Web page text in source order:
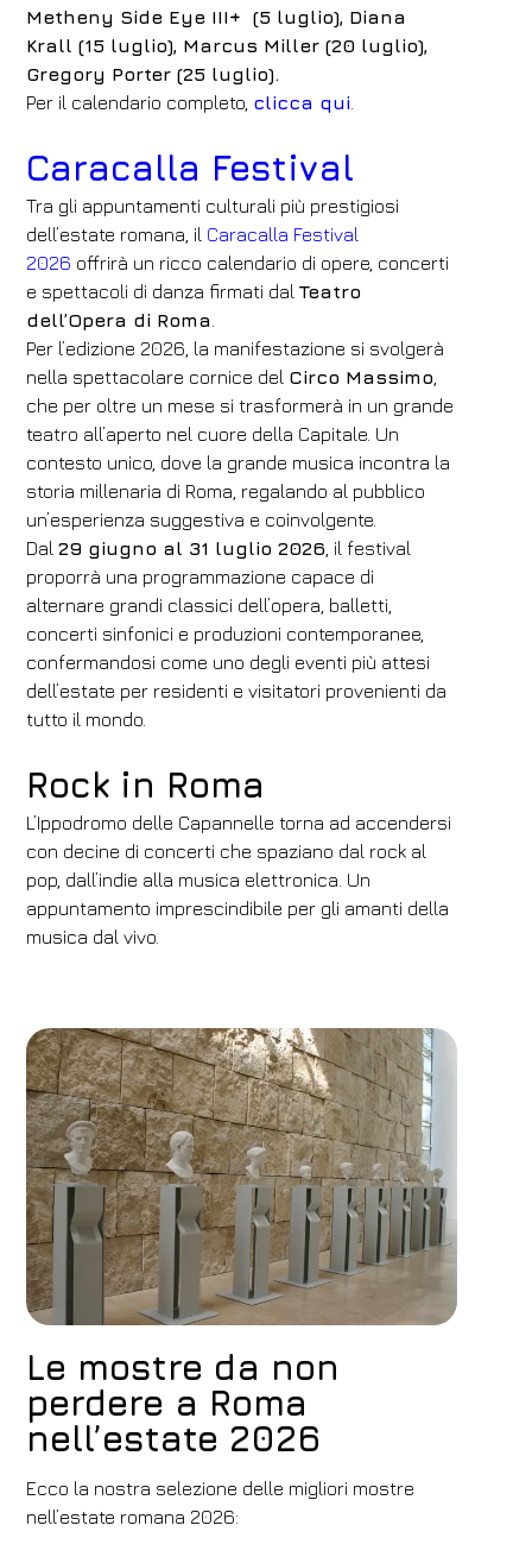
Hotel
FH55 Hotels
Arrivo
Metheny Side Eye III+ (5 luglio), Diana
Krall (15 luglio), Marcus Miller (20 luglio),
Gregory Porter (25 luglio).
Per il calendario completo, clicca qui
Caracalla Festival
Tra gli appuntamenti culturali più prestigiosi
dell’estate romana, il Caracalla Festival
2026 offrirà un ricco calendario di opere, concerti
e spettacoli di danza firmati dalTeatro
dell’Opera di Roma
Per l’edizione 2026, la manifestazione si svolgerà
nella spettacolare cornice del Circo Massimo
che per oltre un mese si trasformerà in un grande
teatro all’aperto nel cuore della Capitale. Un
contesto unico, dove la grande musica incontra la
storia millenaria di Roma, regalando al pubblico
un’esperienza suggestiva e coinvolgente.
Dal29 giugno al 31 luglio 2026 , il festival
proporrà una programmazione capace di
alternare grandi classici dell’opera, balletti,
concerti sinfonici e produzioni contemporanee,
confermandosi come uno degli eventi più attesi
dell’estate per residenti e visitatori provenienti da
tutto il mondo.
Rock in Roma
L’Ippodromo delle Capannelle torna ad accendersi
con decine di concerti che spaziano dal rock al
pop, dall’indie alla musica elettronica. Un
appuntamento imprescindibile per gli amanti della
musica dal vivo.
Le mostre da non
perdere a Roma
nell’estate 2026
Ecco la nostra selezione delle migliori mostre
nell’estate romana 2026: